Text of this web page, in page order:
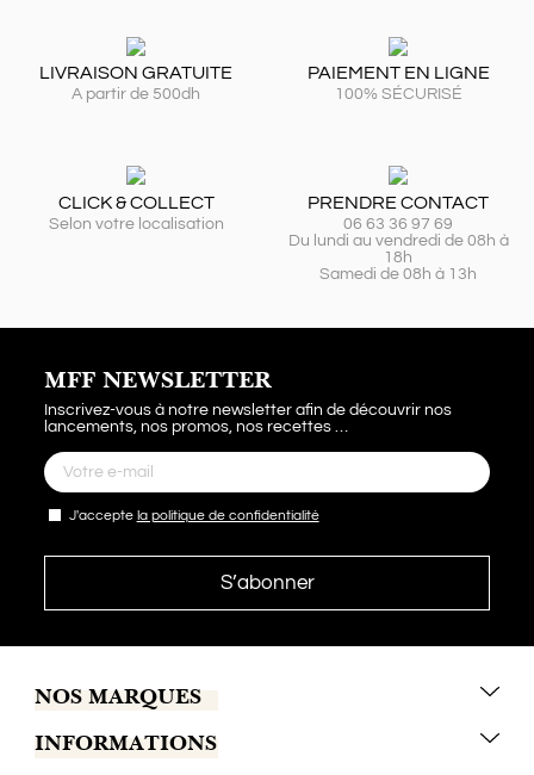
LIVRAISON GRATUITE
A partir de 500dh
PAIEMENT EN LIGNE
100% SÉCURISÉ
CLICK & COLLECT
Selon votre localisation
PRENDRE CONTACT
06 63 36 97 69
Du lundi au vendredi de 08h à
18h
Samedi de 08h à 13h
MFF NEWSLETTER
Inscrivez-vous à notre newsletter afin de découvrir nos
lancements, nos promos, nos recettes …
J'accepte la politique de confidentialité
NOS MARQUES
Marrakech Coffee
INFORMATIONS